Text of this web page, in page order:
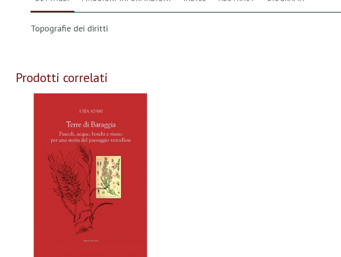
Topografie dei diritti
Prodotti correlati